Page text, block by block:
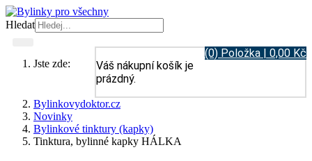
Hledat
(0) Položka | 0,00 Kč
Váš nákupní košík je
prázdný.
Jste zde:
Bylinkovydoktor.cz
Novinky
Bylinkové tinktury (kapky)
Tinktura, bylinné kapky HÁLKA